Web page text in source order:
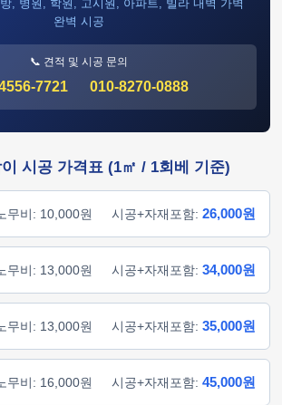
, 병원, 학원, 고시원, 아파트, 빌라 내벽 가벽
완벽 시공
📞 견적 및 시공 문의
7721 010-8270-0888
시공 가격표 (1㎡ / 1회베 기준)
무비: 10,000원 시공+자재포함: 26,000원
무비: 13,000원 시공+자재포함: 34,000원
무비: 13,000원 시공+자재포함: 35,000원
무비: 16,000원 시공+자재포함: 45,000원